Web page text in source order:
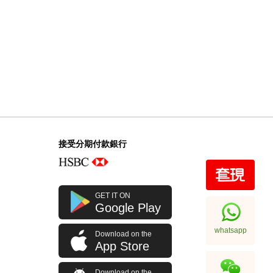
接受分期付款銀行
GET IT ON
Google Play
Download on the
App Store
whatsapp